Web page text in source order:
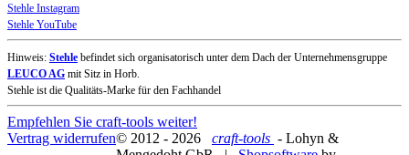
Stehle Instagram
Stehle YouTube
Hinweis: Stehle befindet sich organisatorisch unter dem Dach der Unternehmensgruppe
LEUCO AG mit Sitz in Horb.
Stehle ist die Qualitäts-Marke für den Fachhandel
Empfehlen Sie craft-tools weiter!
Vertrag widerrufen© 2012 - 2026 craft-tools - Lohyn &